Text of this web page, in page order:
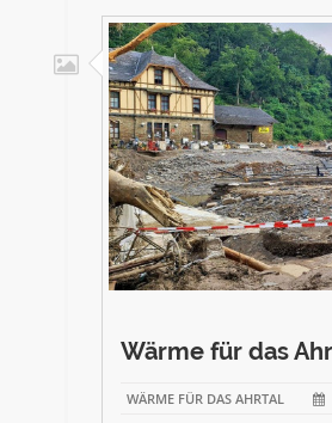
Wärme für das
WÄRME FÜR DAS AHRTAL